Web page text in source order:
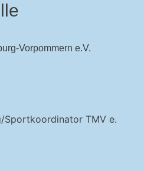
Vorpommern e.V.
Sportkoordinator TMV e.